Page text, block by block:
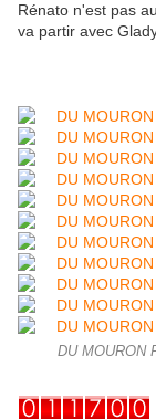
Rénato n'est pas
va partir avec
DU MOURON